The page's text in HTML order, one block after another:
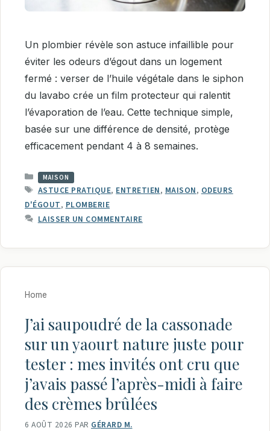
Un plombier révèle son astuce infaillible pour
éviter les odeurs d’égout dans un logement
fermé : verser de l’huile végétale dans le siphon
du lavabo crée un film protecteur qui ralentit
l’évaporation de l’eau. Cette technique simple,
basée sur une différence de densité, protège
efficacement pendant 4 à 8 semaines.
CATÉGORIES
MAISON
ÉTIQUETTES
ASTUCE PRATIQUE, ENTRETIEN, MAISON, ODEURS
D'ÉGOUT, PLOMBERIE
LAISSER UN COMMENTAIRE
Home
J’ai saupoudré de la cassonade
sur un yaourt nature juste pour
tester : mes invités ont cru que
j’avais passé l’après-midi à faire
des crèmes brûlées
6 AOÛT 2026 PAR GÉRARD M.